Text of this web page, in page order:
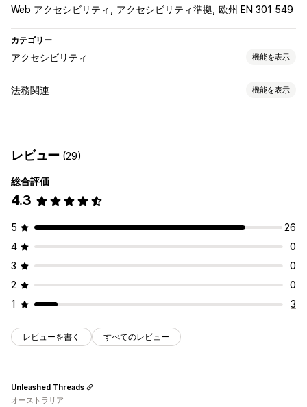
Web アクセシビリティ
アクセシビリティ準拠 欧州 EN 301 549
カテゴリー
アクセシビリティ 機能を表示
コンプライアンスタイプ
証明書
明細書
代替テキスト
フォントサイズ グレースケール
リーディングライン
分析
法務関連 機能を表示
色とフォント
レビュー (29)
総合評価
4.3
5
26
4
0
3
0
2
0
1
3
レビューを書く すべてのレビュー
Unleashed Threads
オーストラリア